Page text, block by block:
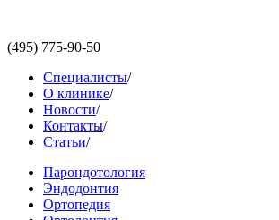
(495) 775-90-50
Специалисты/
О клинике/
Новости/
Контакты/
Статьи/
Парондотология
Эндодонтия
Ортопедия